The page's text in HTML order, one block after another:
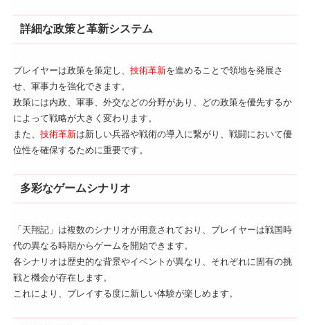
詳細な政策と革新システム
プレイヤーは政策を策定し、 技術革新を進めることで領地を発展さ
せ、軍事力を強化できます。
政策には内政、軍事、外交などの分野があり、どの政策を優先するか
によって戦略が大きく変わります。
また、 技術革新は新しい兵器や戦術の導入に繋がり、戦闘において優
位性を確保するために重要です。
多彩なゲームシナリオ
「天翔記」は複数のシナリオが用意されており、プレイヤーは戦国時
代の異なる時期からゲームを開始できます。
各シナリオは歴史的な背景やイベントが異なり、それぞれに固有の挑
戦と機会が存在します。
これにより、プレイする度に新しい体験が楽しめます。